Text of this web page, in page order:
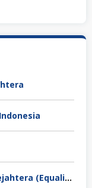
PT Equalindo Makmur Alam Sejahtera (Equalindo Group)